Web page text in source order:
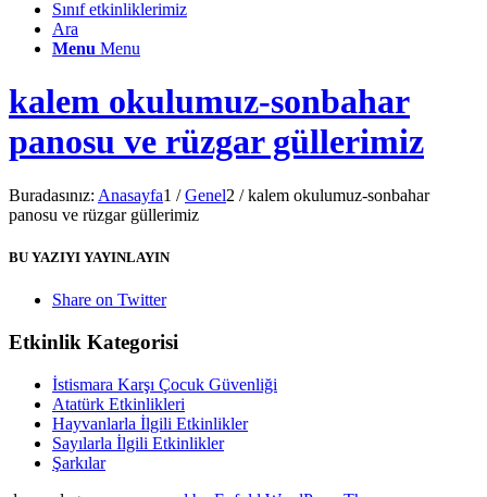
Sınıf etkinliklerimiz
Ara
Menu Menu
kalem okulumuz-sonbahar
panosu ve rüzgar güllerimiz
Buradasınız: Anasayfa1 / Genel2 / kalem okulumuz-sonbahar
panosu ve rüzgar güllerimiz
BU YAZIYI YAYINLAYIN
Share on Twitter
Etkinlik Kategorisi
İstismara Karşı Çocuk Güvenliği
Atatürk Etkinlikleri
Hayvanlarla İlgili Etkinlikler
Sayılarla İlgili Etkinlikler
Şarkılar